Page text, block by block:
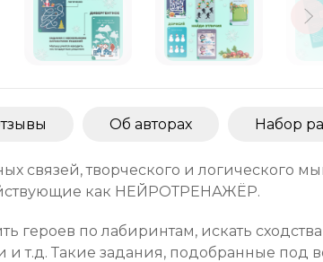
Об авторах Набор
связей, творческого и логического
как НЕЙРОТРЕНАЖЁР.
героев по лабиринтам, искать
т.д. Такие задания, подобранные под